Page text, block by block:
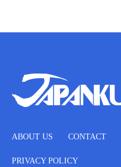
ABOUT US CONTACT
PRIVACY POLICY